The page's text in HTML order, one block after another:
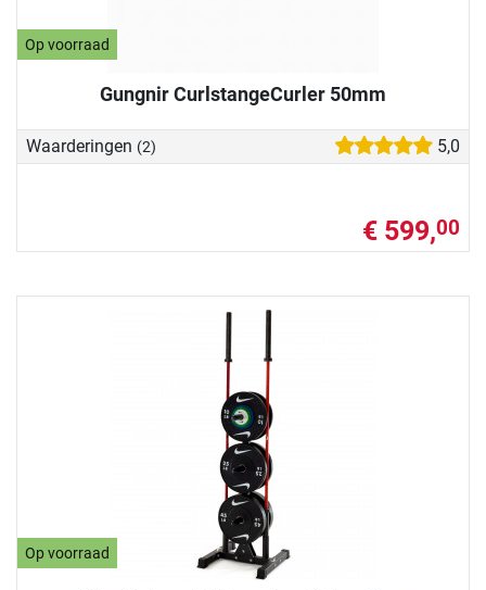
Op voorraad
Gungnir CurlstangeCurler 50mm
Waarderingen (2) 5,0
€ 599,00
Op voorraad